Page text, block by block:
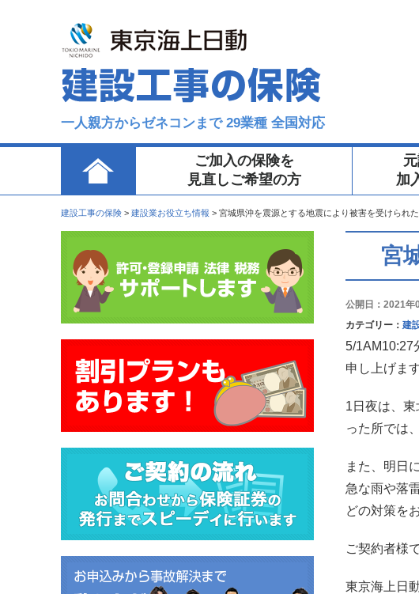
一人親方からゼネコンまで 29業種 全国対応
ご加入の保険を
見直しご希望の方
加
建設工事の保険 > 建設業お役立ち情報 > 宮城県沖を震源とする地震により被害を受けられ
宮
公開日：2021年
カテゴリー： 建
5/1AM10:27
申し上げます
1日夜は、
った所では
また、明日
急な雨や落
どの対策を
ご契約者様
東京海上日